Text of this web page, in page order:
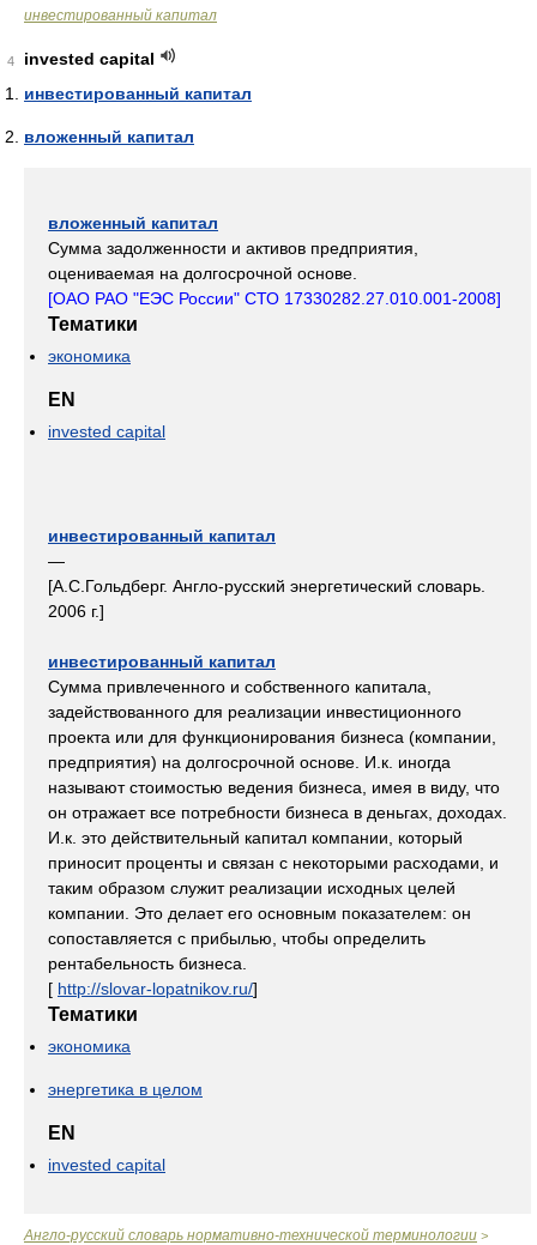
инвестированный капитал
4
invested capital
инвестированный капитал
вложенный капитал
вложенный капитал
Сумма задолженности и активов предприятия,
оцениваемая на долгосрочной основе.
[ОАО РАО "ЕЭС России" СТО 17330282.27.010.001-2008]
Тематики
экономика
EN
invested capital
инвестированный капитал
—
[А.С.Гольдберг. Англо-русский энергетический словарь.
2006 г.]
инвестированный капитал
Сумма привлеченного и собственного капитала,
задействованного для реализации инвестиционного
проекта или для функционирования бизнеса (компании,
предприятия) на долгосрочной основе. И.к. иногда
называют стоимостью ведения бизнеса, имея в виду, что
он отражает все потребности бизнеса в деньгах, доходах.
И.к. это действительный капитал компании, который
приносит проценты и связан с некоторыми расходами, и
таким образом служит реализации исходных целей
компании. Это делает его основным показателем: он
сопоставляется с прибылью, чтобы определить
рентабельность бизнеса.
[ http://slovar-lopatnikov.ru/]
Тематики
экономика
энергетика в целом
EN
invested capital
Англо-русский словарь нормативно-технической терминологии >